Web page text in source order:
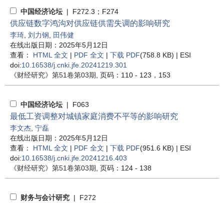
中国经济论坛 | F272.3；F274
供应链数字鸿沟对供应链供需失调的影响研究
李琦 刘力钢
田伟健
在线出版日期：2025年5月12日
查看： HTML 全文 | PDF 全文 | 下载 PDF(758.8 KB) | ESI
doi:10.16538/j.cnki.jfe.20241219.301
《财经研究》 第51卷第03期 , 页码：110 - 123，153
中国经济论坛 | F063
最低工资调整对城镇家庭消费不平等的影响研究
李文杰 宁磊
在线出版日期：2025年5月12日
查看： HTML 全文 | PDF 全文 | 下载 PDF(951.6 KB) | ESI
doi:10.16538/j.cnki.jfe.20241216.403
《财经研究》 第51卷第03期 , 页码：124 - 138
财务与会计研究 | F272